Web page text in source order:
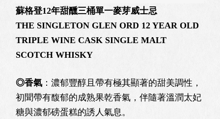
蘇格登12年甜醺三桶單一麥芽威士忌
THE SINGLETON GLEN ORD 12 YEAR OLD
TRIPLE WINE CASK SINGLE MALT
SCOTCH WHISKY
◎香氣 ：濃郁豐醇且帶有極其顯著的甜美調性，
初聞帶有馥郁的成熟果乾香氣，伴隨著溫潤太妃
糖與濃郁磅蛋糕的誘人氣息。